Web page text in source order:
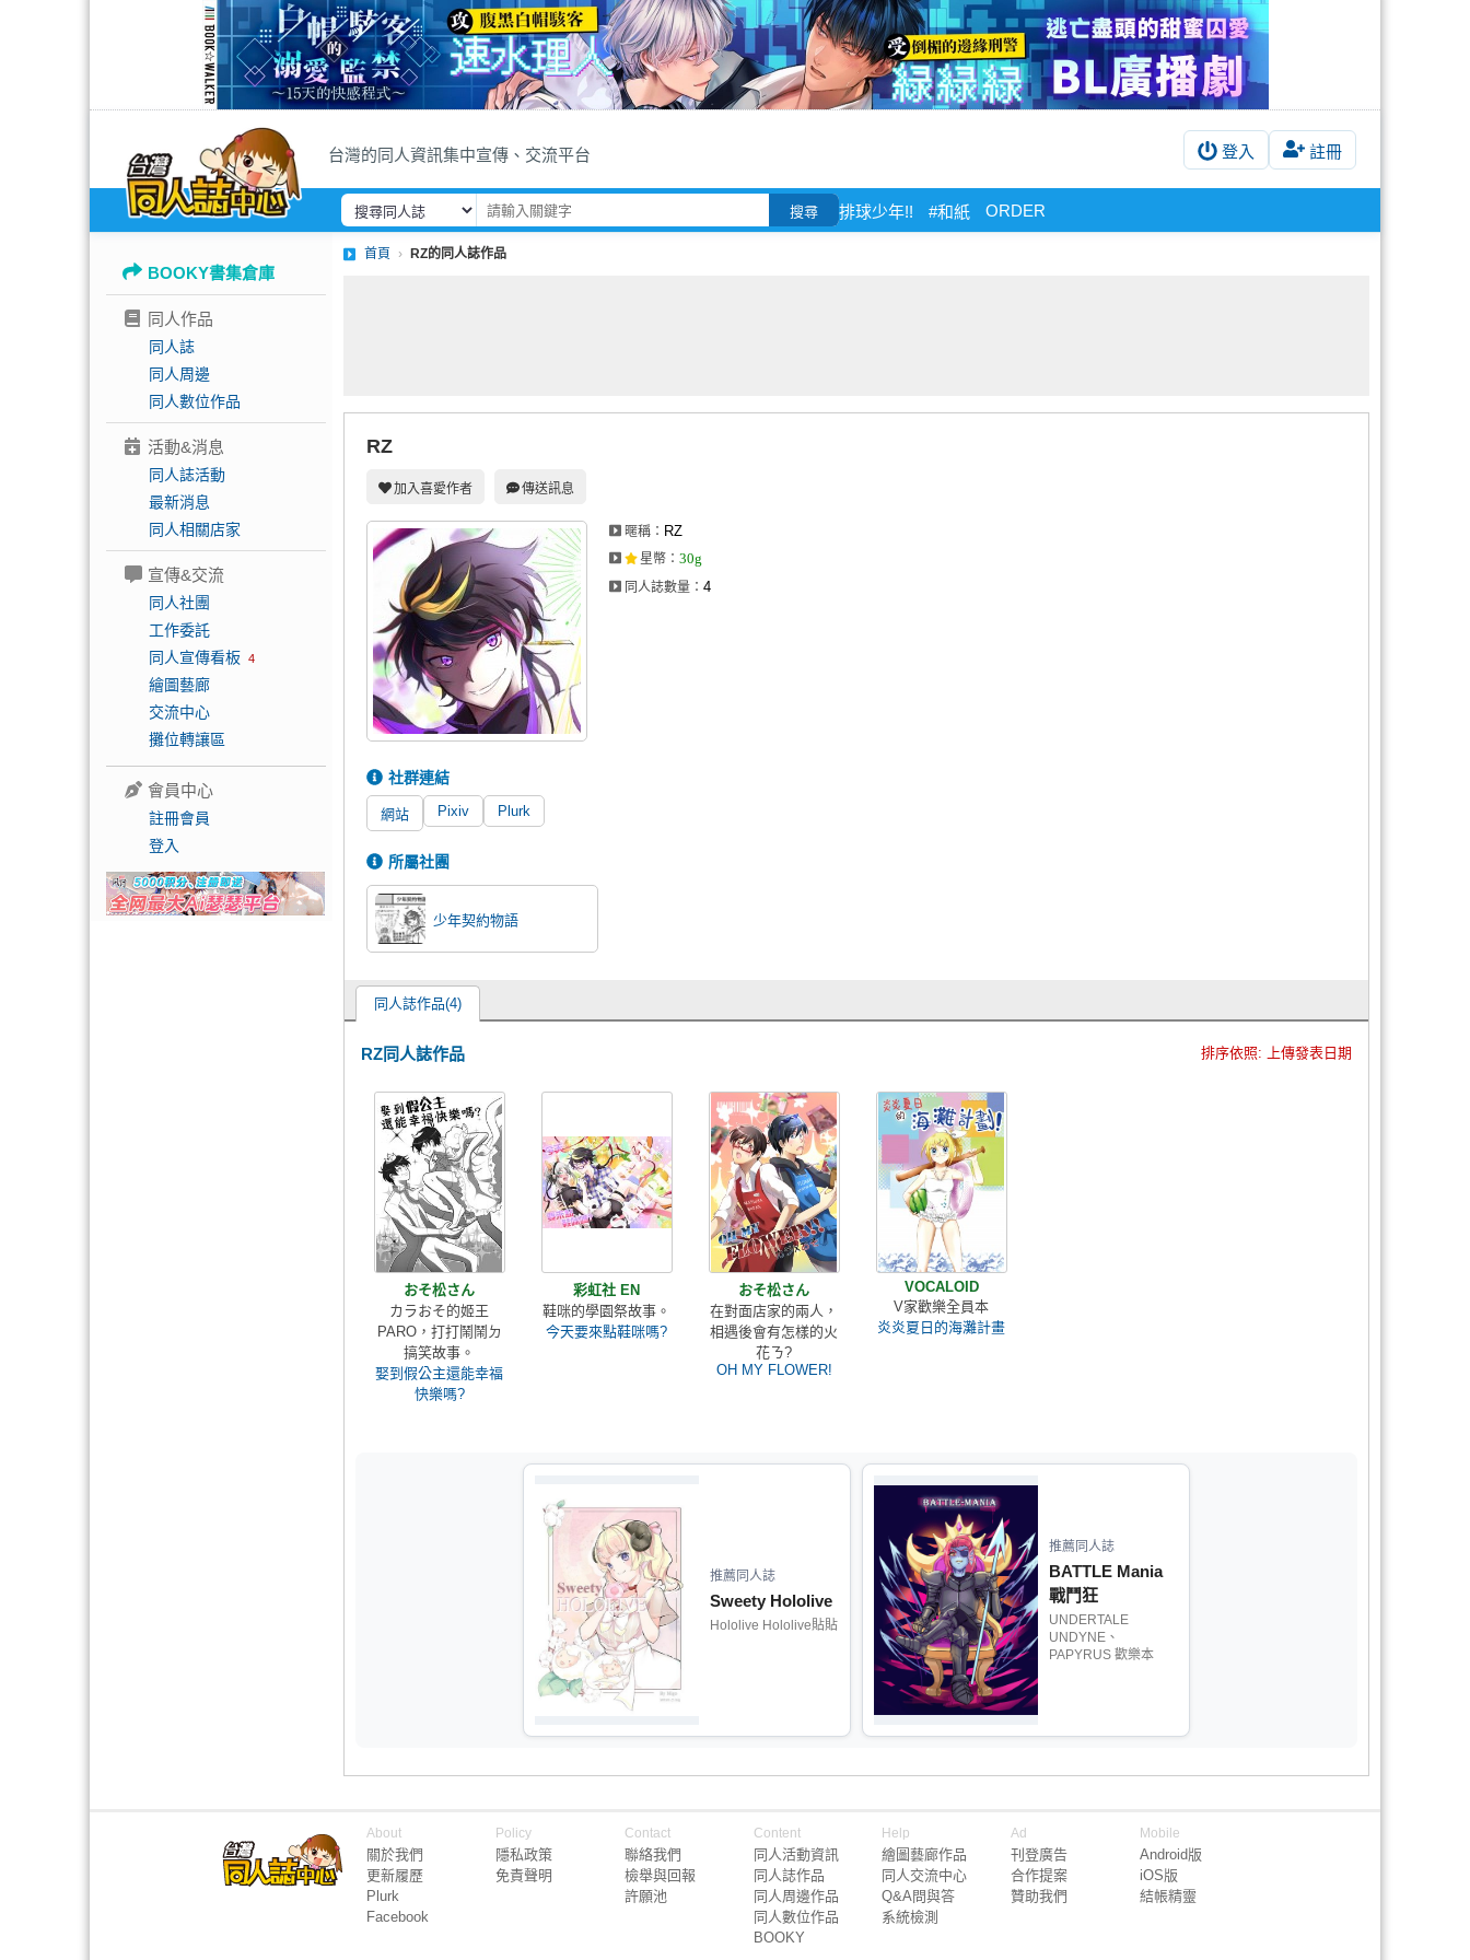
台灣的同人資訊集中宣傳、交流平台 登入 註冊
搜尋 排球少年!! #和紙 ORDER
BOOKY書集倉庫
同人作品
同人誌
同人周邊
同人數位作品
活動&消息
同人誌活動
最新消息
同人相關店家
宣傳&交流
同人社團
工作委託
同人宣傳看板 4
繪圖藝廊
交流中心
攤位轉讓區
會員中心
註冊會員
登入
首頁 RZ的同人誌作品
RZ
加入喜愛作者 傳送訊息
暱稱： RZ
星幣 ： 30g
同人誌數量： 4
社群連結
網站 Pixiv Plurk
所屬社團
少年契約物語
同人誌作品(4)
RZ同人誌作品 排序依照: 上傳發表日期
おそ松さん
カラおそ的姬王
PARO，打打鬧鬧ㄉ
搞笑故事。
娶到假公主還能幸福
快樂嗎?
彩虹社 EN
鞋咪的學園祭故事。
今天要來點鞋咪嗎?
おそ松さん
在對面店家的兩人，
相遇後會有怎樣的火
花ㄋ?
OH MY FLOWER!
VOCALOID
V家歡樂全員本
炎炎夏日的海灘計畫
推薦同人誌
Sweety Hololive
Hololive Hololive貼貼
推薦同人誌
BATTLE Mania
戰鬥狂
UNDERTALE
UNDYNE、
PAPYRUS 歡樂本
About
關於我們
更新履歷
Plurk
Facebook
Policy
隱私政策
免責聲明
Contact
聯絡我們
檢舉與回報
許願池
Content
同人活動資訊
同人誌作品
同人周邊作品
同人數位作品
BOOKY
Help
繪圖藝廊作品
同人交流中心
Q&A問與答
系統檢測
Ad
刊登廣告
合作提案
贊助我們
Mobile
Android版
iOS版
結帳精靈